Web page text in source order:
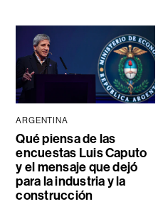
ARGENTINA
Qué piensa de las
encuestas Luis Caputo
y el mensaje que dejó
para la industria y la
construcción